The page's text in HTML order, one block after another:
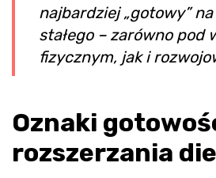
najbardziej „gotowy”
stałego – zarówno pod
fizycznym, jak i
Oznaki
rozszerzania